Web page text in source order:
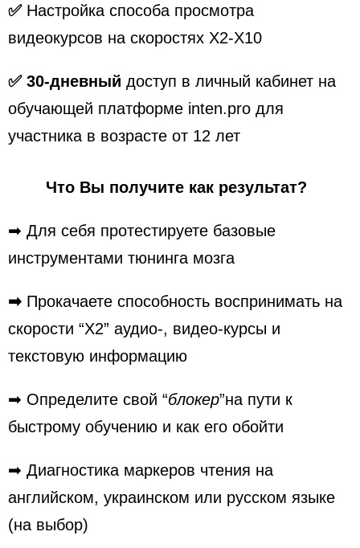
✅ Настройка способа просмотра
видеокурсов на скоростях Х2-Х10
✅ 30-дневный доступ в личный кабинет на
обучающей платформе inten.pro для
участника в возрасте от 12 лет
Что Вы получите как результат?
➡ Для себя протестируете базовые
инструментами тюнинга мозга
➡ Прокачаете способность воспринимать на
скорости “Х2” аудио-, видео-курсы и
текстовую информацию
➡ Определите свой “блокер”на пути к
быстрому обучению и как его обойти
➡ Диагностика маркеров чтения на
английском, украинском или русском языке
(на выбор)